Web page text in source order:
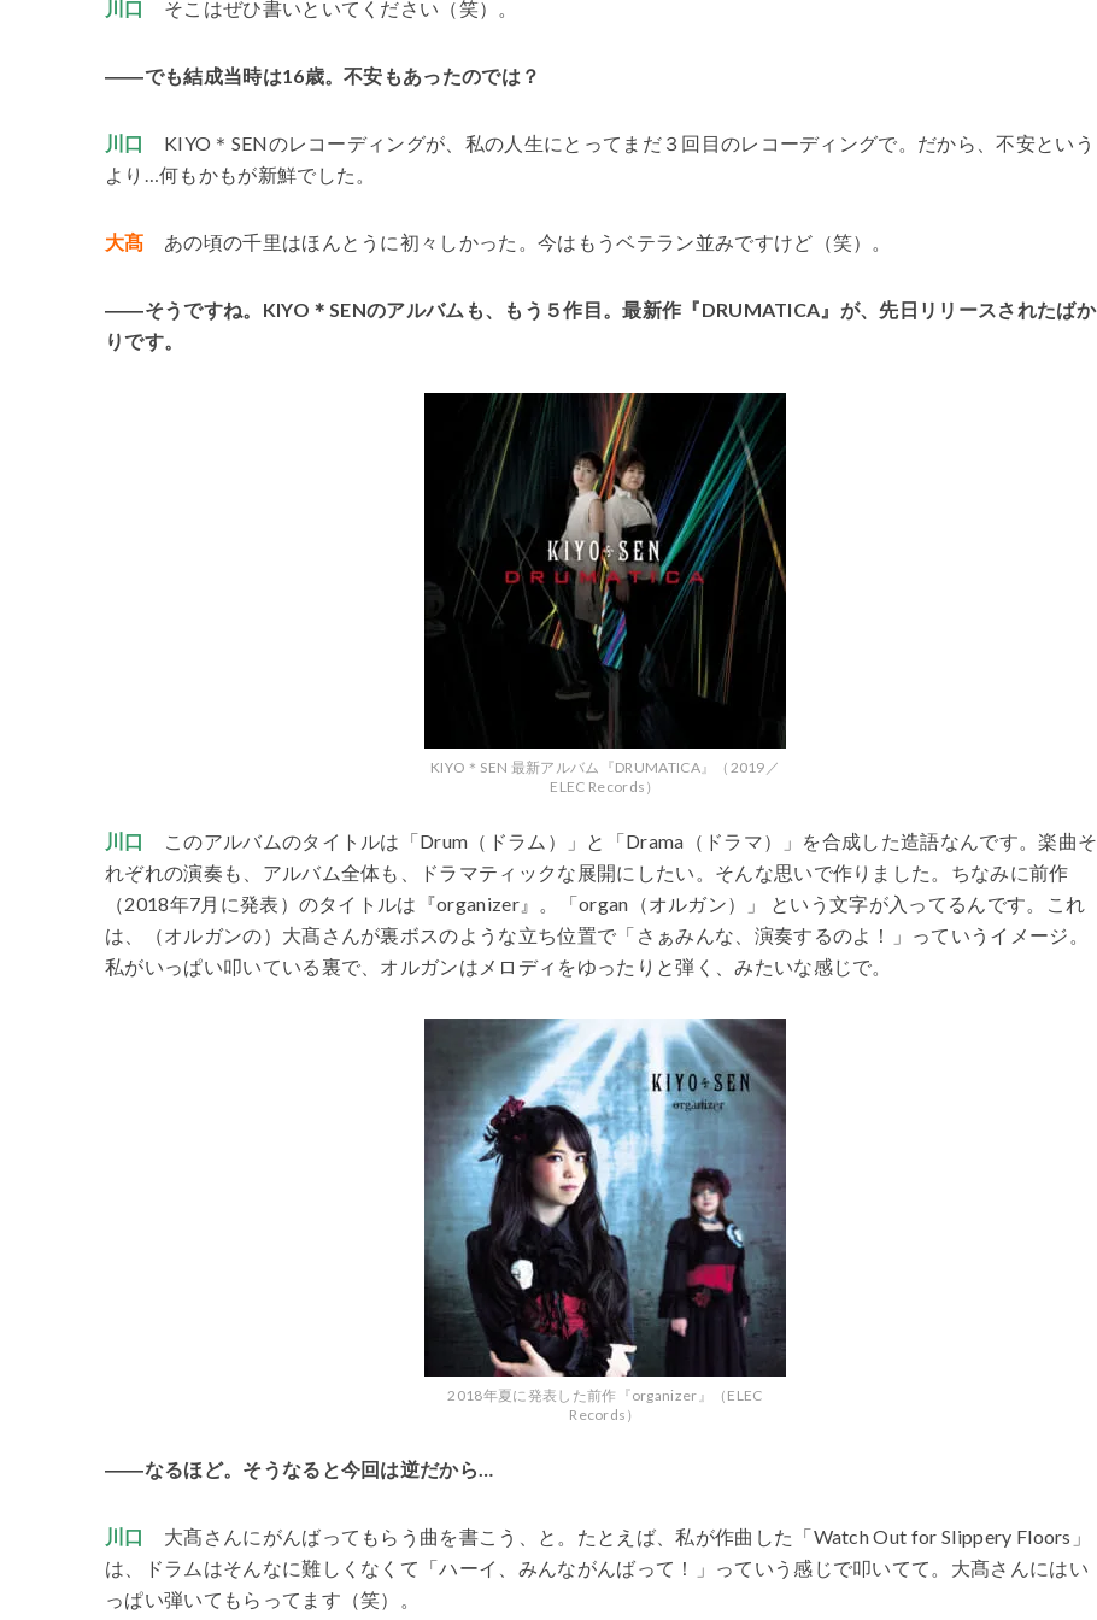
川口 そこはぜひ書いといてください（笑）。
――でも結成当時は16歳。不安もあったのでは？
川口
KIYO＊SENのレコーディングが、私の人生にとってまだ３回目のレコーディングで。だから、不安という
より…何もかもが新鮮でした。
大髙 あの頃の千里はほんとうに初々しかった。今はもうベテラン並みですけど（笑）。
――そうですね。KIYO＊SENのアルバムも、もう５作目。最新作『DRUMATICA』が、先日リリースされたばか
りです。
KIYO＊SEN 最新アルバム『DRUMATICA』（2019／
ELEC Records）
川口
このアルバムのタイトルは「Drum（ドラム）」と「Drama（ドラマ）」を合成した造語なんです。楽曲そ
れぞれの演奏も、アルバム全体も、ドラマティックな展開にしたい。そんな思いで作りました。ちなみに前作
（2018年7月に発表）のタイトルは『organizer』。「organ（オルガン）」 という文字が入ってるんです。これ
は、（オルガンの）大髙さんが裏ボスのような立ち位置で「さぁみんな、演奏するのよ！」っていうイメージ。
私がいっぱい叩いている裏で、オルガンはメロディをゆったりと弾く、みたいな感じで。
2018年夏に発表した前作『organizer』（ELEC
Records）
――なるほど。そうなると今回は逆だから…
川口
大髙さんにがんばってもらう曲を書こう、と。たとえば、私が作曲した「Watch Out for Slippery Floors」
は、ドラムはそんなに難しくなくて「ハーイ、みんながんばって！」っていう感じで叩いてて。大髙さんにはい
っぱい弾いてもらってます（笑）。